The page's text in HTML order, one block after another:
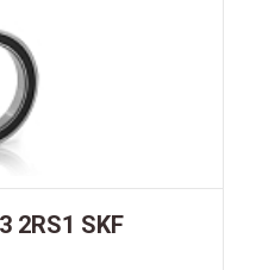
2RS1 SKF